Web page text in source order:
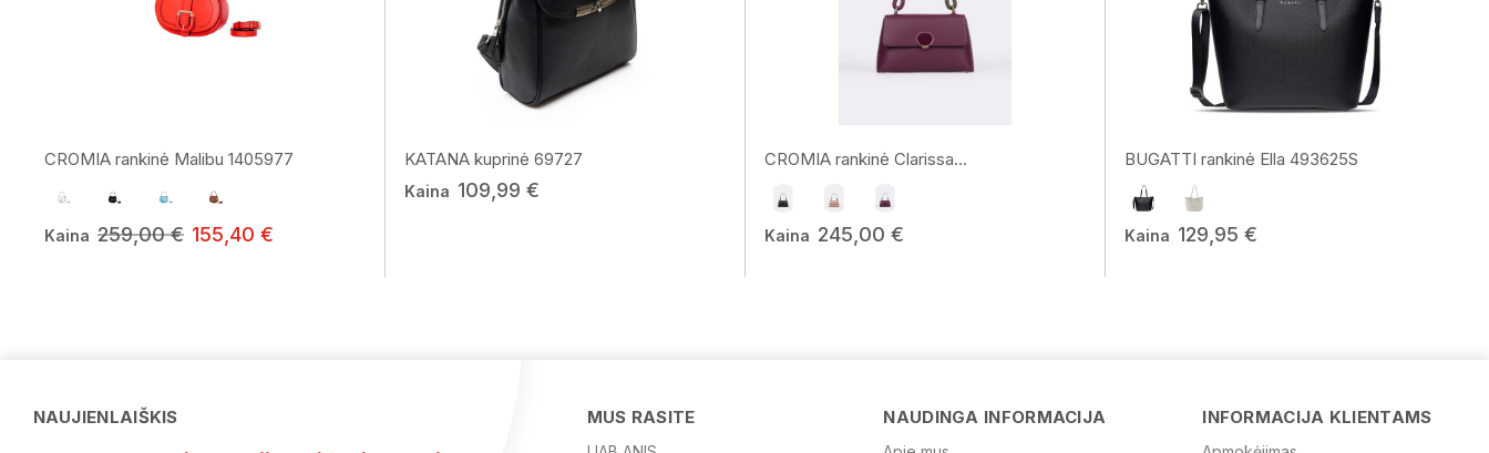
CROMIA rankinė Malibu 1405977
Kaina 259,00 € 155,40 €
KATANA kuprinė 69727
Kaina 109,99 €
CROMIA rankinė Clarissa...
Kaina 245,00 €
BUGATTI rankinė Ella 493625S
Kaina 129,95 €
NAUJIENLAIŠKIS MUS RASITE NAUDINGA INFORMACIJA INFORMACIJA KLIENTAMS